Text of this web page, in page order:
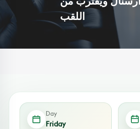
اللقب
Day
Friday